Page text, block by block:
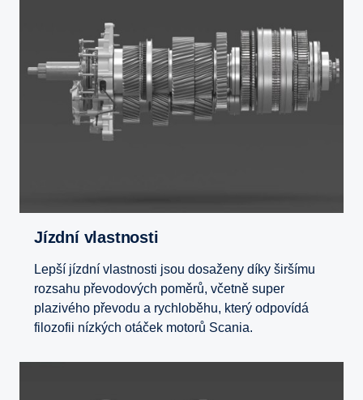
Jízdní vlastnosti
Lepší jízdní vlastnosti jsou dosaženy díky širšímu
rozsahu převodových poměrů, včetně super
plazivého převodu a rychloběhu, který odpovídá
filozofii nízkých otáček motorů Scania.